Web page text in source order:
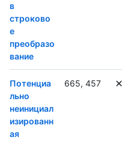
в
строково
е
преобразо
вание
Потенциа
льно
неинициал
изированн
ая
665, 457